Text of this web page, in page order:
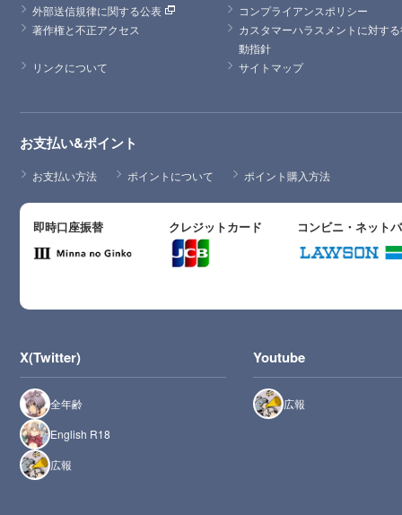
外部送信規律に関する公表
コンプライアンスポリシー
著作権と不正アクセス
カスタマーハラスメントに対す
動指針
リンクについて
サイトマップ
お支払い&ポイント
お支払い方法 ポイントについて ポイント購入方法
即時口座振替 クレジットカード コンビニ・ネット
X(Twitter)
全年齢
English R18
広報
Youtube
広報